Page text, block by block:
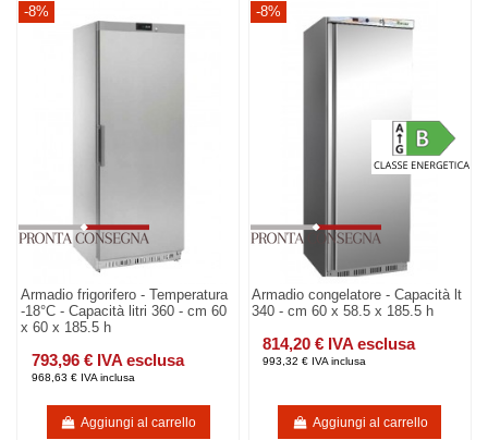
-8%
Armadio frigorifero - Temperatura
-18°C - Capacità litri 360 - cm 60
x 60 x 185.5 h
793,96 € IVA esclusa
968,63 € IVA inclusa
Aggiungi al carrello
-8%
Armadio congelatore - Capacità lt
340 - cm 60 x 58.5 x 185.5 h
814,20 € IVA esclusa
993,32 € IVA inclusa
Aggiungi al carrello